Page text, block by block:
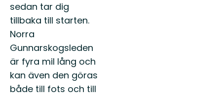
sedan tar dig
tillbaka till starten.
Norra
Gunnarskogsleden
är fyra mil lång och
kan även den göras
både till fots och till